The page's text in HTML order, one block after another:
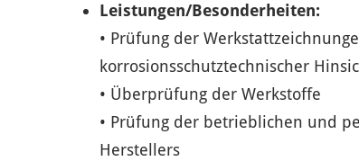
Leistungen/Besonderheiten:
• Prüfung der
korrosionsschutztechnischer
• Überprüfung der Werkstoffe
• Prüfung der betrieblichen und
Herstellers